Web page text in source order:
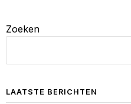
Zoeken
LAATSTE BERICHTEN